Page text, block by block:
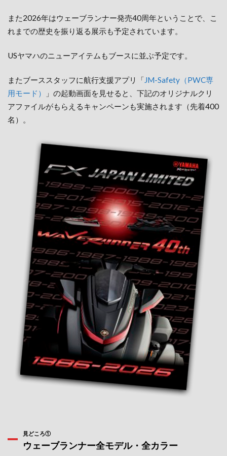
また2026年はウェーブランナー発売40周年ということで、こ
れまでの歴史を振り返る展示も予定されています。
USヤマハのニューアイテムもブースに並ぶ予定です。
またブーススタッフに航行支援アプリ「JM-Safety（PWC専
用モード）
」の起動画面を見せると、下記のオリジナルクリ
アファイルがもらえるキャンペーンも実施されます（先着400
名）。
見どころ①
ウェーブランナー全モデル・全カラー